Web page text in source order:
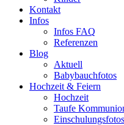
Kontakt
Infos
Infos FAQ
Referenzen
Blog
Aktuell
Babybauchfotos
Hochzeit & Feiern
Hochzeit
Taufe